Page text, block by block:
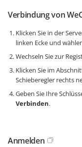
Verbindung von
Klicken Sie in der
linken Ecke und
Wechseln Sie zur
Klicken Sie im
Schieberegler rechts
Geben Sie Ihre
Verbinden.
Anmelden